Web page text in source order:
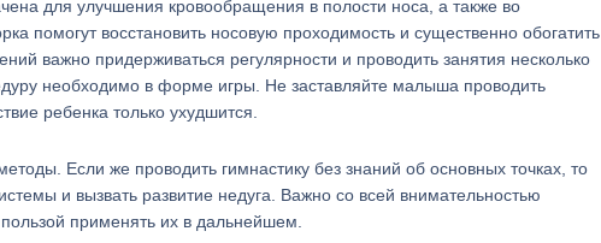
для улучшения кровообращения в полости носа, а также во
помогут восстановить носовую проходимость и существенно обогатить
важно придерживаться регулярности и проводить занятия несколько
необходимо в форме игры. Не заставляйте малыша проводить
ребенка только ухудшится.
Если же проводить гимнастику без знаний об основных точках, то
и вызвать развитие недуга. Важно со всей внимательностью
применять их в дальнейшем.